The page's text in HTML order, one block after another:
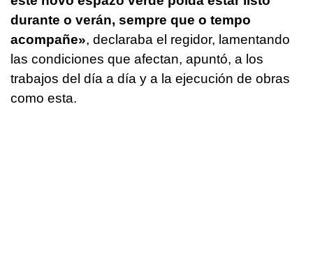
durante o verán, sempre que o tempo
acompañe», declaraba el regidor, lamentando
las condiciones que afectan, apuntó, a los
trabajos del día a día y a la ejecución de obras
como esta.